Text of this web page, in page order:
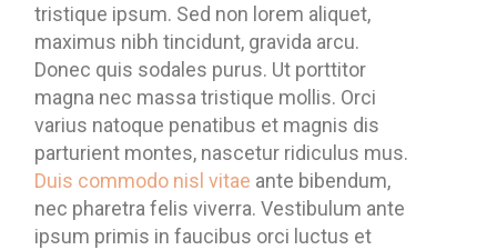
tristique ipsum. Sed non lorem aliquet,
maximus nibh tincidunt, gravida arcu.
Donec quis sodales purus. Ut porttitor
magna nec massa tristique mollis. Orci
varius natoque penatibus et magnis dis
parturient montes, nascetur ridiculus mus.
Duis commodo nisl vitae ante bibendum,
nec pharetra felis viverra. Vestibulum ante
ipsum primis in faucibus orci luctus et